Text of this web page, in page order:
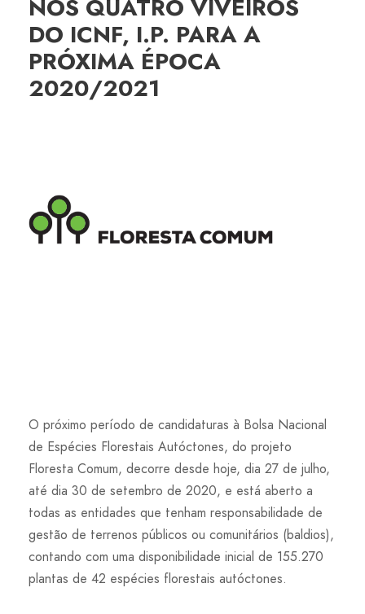
NOS QUATRO VIVEIROS
DO ICNF, I.P. PARA A
PRÓXIMA ÉPOCA
2020/2021
O próximo período de candidaturas à Bolsa Nacional
de Espécies Florestais Autóctones, do projeto
Floresta Comum, decorre desde hoje, dia 27 de julho,
até dia 30 de setembro de 2020, e está aberto a
todas as entidades que tenham responsabilidade de
gestão de terrenos públicos ou comunitários (baldios),
contando com uma disponibilidade inicial de 155.270
plantas de 42 espécies florestais autóctones.